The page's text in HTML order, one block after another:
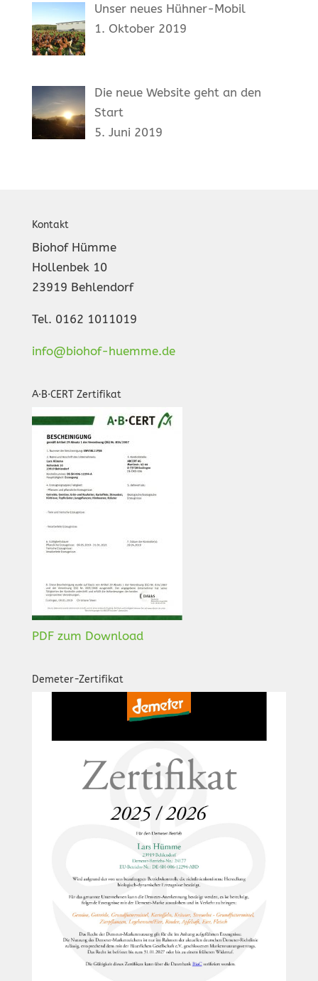
Unser neues Hühner-Mobil
1. Oktober 2019
Die neue Website geht an den
Start
5. Juni 2019
Kontakt
Biohof Hümme
Hollenbek 10
23919 Behlendorf
Tel. 0162 1011019
info@biohof-huemme.de
A·B·CERT Zertifikat
PDF zum Download
Demeter-Zertifikat